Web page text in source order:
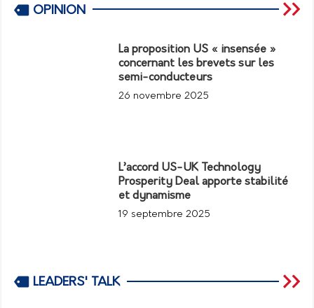
OPINION
La proposition US « insensée »
concernant les brevets sur les
semi-conducteurs
26 novembre 2025
L’accord US-UK Technology
Prosperity Deal apporte stabilité
et dynamisme
19 septembre 2025
LEADERS' TALK